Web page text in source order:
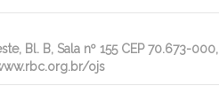
Bl. B, Sala nº 155 CEP 70.673-000,
ojs